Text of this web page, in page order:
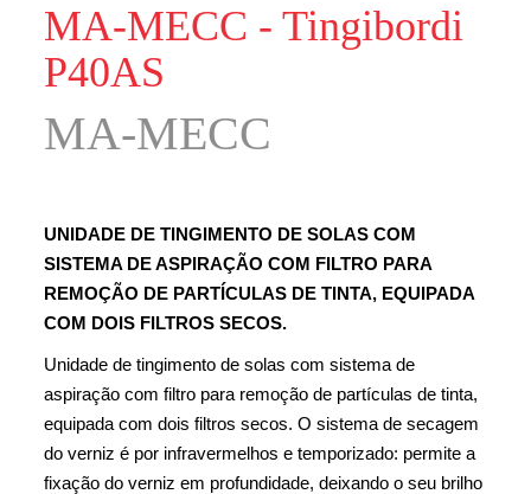
MA-MECC - Tingibordi
P40AS
MA-MECC
UNIDADE DE TINGIMENTO DE SOLAS COM
SISTEMA DE ASPIRAÇÃO COM FILTRO PARA
REMOÇÃO DE PARTÍCULAS DE TINTA, EQUIPADA
COM DOIS FILTROS SECOS.
Unidade de tingimento de solas com sistema de
aspiração com filtro para remoção de partículas de tinta,
equipada com dois filtros secos. O sistema de secagem
do verniz é por infravermelhos e temporizado: permite a
fixação do verniz em profundidade, deixando o seu brilho